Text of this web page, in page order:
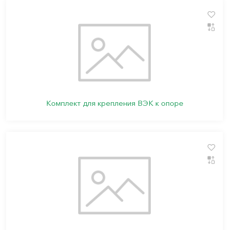
Комплект для крепления ВЭК к опоре